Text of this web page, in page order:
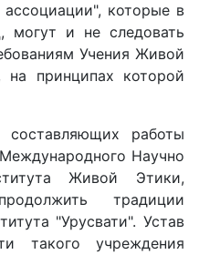
ассоциации", которые в
могут и не следовать
Учения Живой
принципах которой
работы
Научно
Живой Этики,
традиции
"Урусвати". Устав
такого учреждения